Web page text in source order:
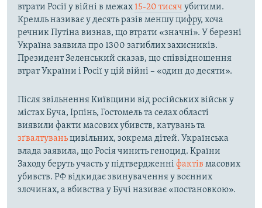
втрати Росії у війні в межах 15-20 тисяч убитими.
Кремль називає у десять разів меншу цифру, хоча
речник Путіна визнав, що втрати «значні». У березні
Україна заявила про 1300 загиблих захисників.
Президент Зеленський сказав, що співвідношення
втрат України і Росії у цій війні – «один до десяти».
Після звільнення Київщини від російських військ у
містах Буча, Ірпінь, Гостомель та селах області
виявили факти масових убивств, катувань та
зґвалтуваньцивільних, зокрема дітей. Українська
влада заявила, що Росія чинить геноцид. Країни
Заходу беруть участь у підтвердженні фактів масових
убивств. РФ відкидає звинувачення у воєнних
злочинах, а вбивства у Бучі називає «постановкою».